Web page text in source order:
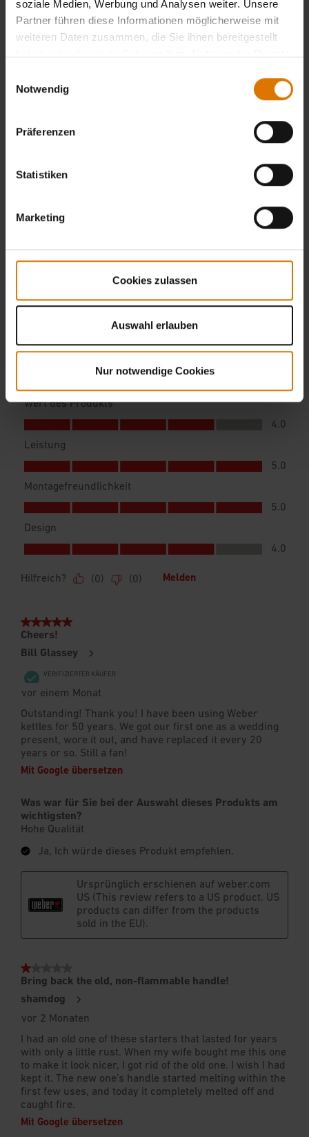
soziale Medien, Werbung und Analysen weiter. Unsere
Partner führen diese Informationen möglicherweise mit
weiteren Daten zusammen, die Sie ihnen bereitgestellt
Notwendig
Präferenzen
Statistiken
Marketing
Cookies zulassen
Auswahl erlauben
Nur notwendige Cookies